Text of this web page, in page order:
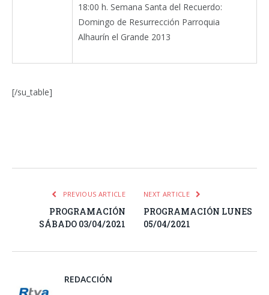
18:00 h. Semana Santa del Recuerdo:
Domingo de Resurrección Parroquia
Alhaurín el Grande 2013
[/su_table]
PREVIOUS ARTICLE
PROGRAMACIÓN
SÁBADO 03/04/2021
NEXT ARTICLE
PROGRAMACIÓN LUNES
05/04/2021
REDACCIÓN